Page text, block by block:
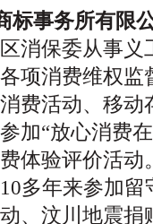
事务所有限
保委从事义
项消费维权监
费活动、移动
加“放心消费
体验评价活动
多年来参加
、汶川地震捐